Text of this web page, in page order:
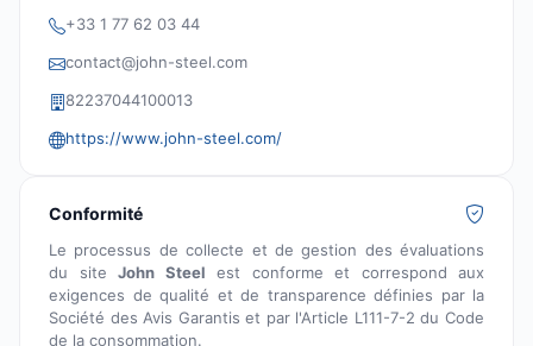
+33 1 77 62 03 44
contact@john-steel.com
82237044100013
https://www.john-steel.com/
Conformité
Le processus de collecte et de gestion des évaluations
du site John Steel est conforme et correspond aux
exigences de qualité et de transparence définies par la
Société des Avis Garantis et par l'Article L111-7-2 du Code
de la consommation.